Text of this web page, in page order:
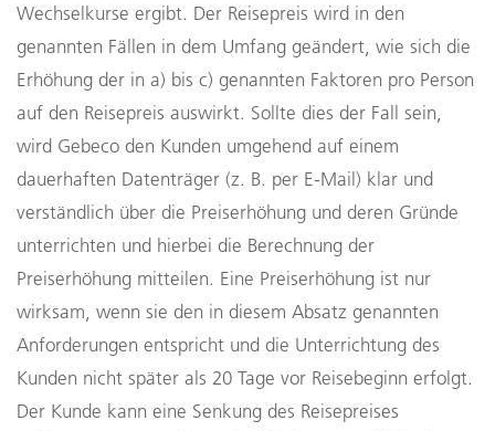
Wechselkurse ergibt. Der Reisepreis wird in den
genannten Fällen in dem Umfang geändert, wie sich die
Erhöhung der in a) bis c) genannten Faktoren pro Person
auf den Reisepreis auswirkt. Sollte dies der Fall sein,
wird Gebeco den Kunden umgehend auf einem
dauerhaften Datenträger (z. B. per E-Mail) klar und
verständlich über die Preiserhöhung und deren Gründe
unterrichten und hierbei die Berechnung der
Preiserhöhung mitteilen. Eine Preiserhöhung ist nur
wirksam, wenn sie den in diesem Absatz genannten
Anforderungen entspricht und die Unterrichtung des
Kunden nicht später als 20 Tage vor Reisebeginn erfolgt.
Der Kunde kann eine Senkung des Reisepreises